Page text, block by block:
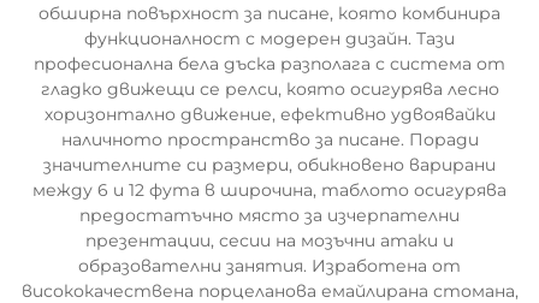
обширна повърхност за писане, която комбинира
функционалност с модерен дизайн. Тази
професионална бела дъска разполага с система от
гладко движещи се релси, която осигурява лесно
хоризонтално движение, ефективно удвоявайки
наличното пространство за писане. Поради
значителните си размери, обикновено варирани
между 6 и 12 фута в широчина, таблото осигурява
предостатъчно място за изчерпателни
презентации, сесии на мозъчни атаки и
образователни занятия. Изработена от
висококачествена порцеланова емайлирана стомана,